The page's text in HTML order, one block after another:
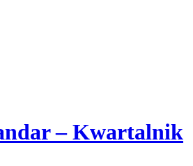
– Kwartalnik